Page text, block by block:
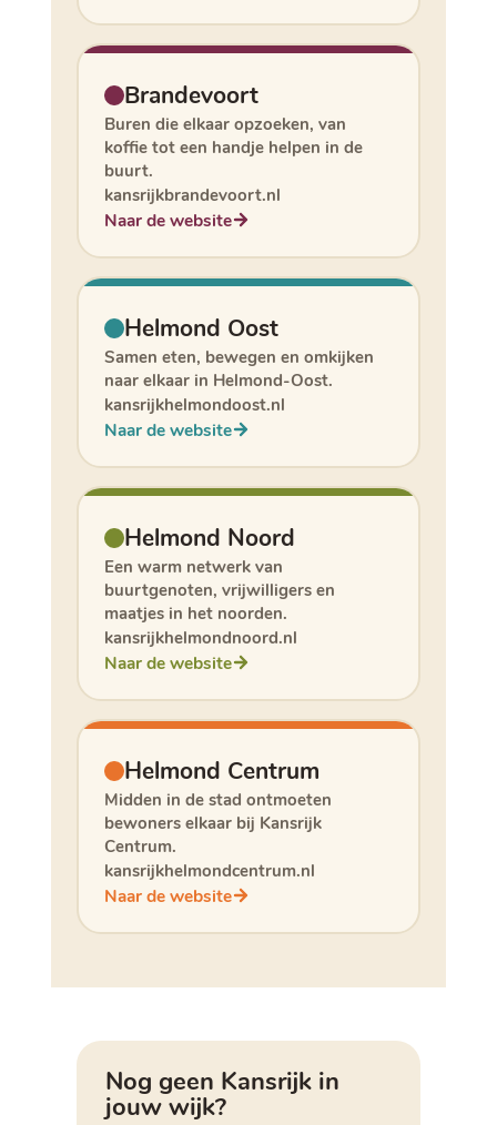
Brandevoort
Buren die elkaar opzoeken, van
koffie tot een handje helpen in de
buurt.
kansrijkbrandevoort.nl
Naar de website
Helmond Oost
Samen eten, bewegen en omkijken
naar elkaar in Helmond-Oost.
kansrijkhelmondoost.nl
Naar de website
Helmond Noord
Een warm netwerk van
buurtgenoten, vrijwilligers en
maatjes in het noorden.
kansrijkhelmondnoord.nl
Naar de website
Helmond Centrum
Midden in de stad ontmoeten
bewoners elkaar bij Kansrijk
Centrum.
kansrijkhelmondcentrum.nl
Naar de website
Nog geen Kansrijk in
jouw wijk?